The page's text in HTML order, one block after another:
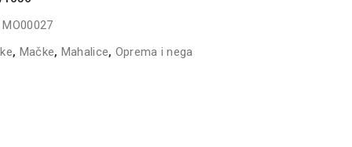
MO00027
, Mačke, Mahalice, Oprema i nega